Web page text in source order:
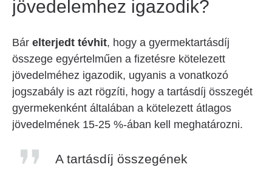
jövedelemhez igazodik?
Bár elterjedt tévhit, hogy a gyermektartásdíj
összege egyértelműen a fizetésre kötelezett
jövedelméhez igazodik, ugyanis a vonatkozó
jogszabály is azt rögzíti, hogy a tartásdíj összegét
gyermekenként általában a kötelezett átlagos
jövedelmének 15-25 %-ában kell meghatározni.
A tartásdíj összegének